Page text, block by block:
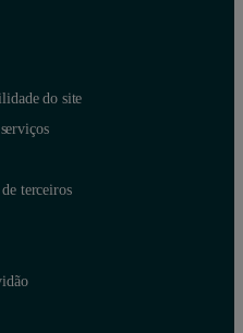
do site
terceiros